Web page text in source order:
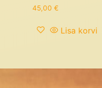
45,00 €
Lisa korvi